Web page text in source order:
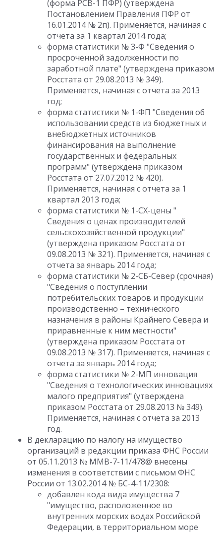
(форма РСВ-1 ПФР) (утверждена
Постановлением Правления ПФР от
16.01.2014 № 2п). Применяется, начиная с
отчета за 1 квартал 2014 года;
форма статистики № 3-Ф "Сведения о
просроченной задолженности по
заработной плате" (утверждена приказом
Росстата от 29.08.2013 № 349).
Применяется, начиная с отчета за 2013
год;
форма статистики № 1-ФП "Сведения об
использовании средств из бюджетных и
внебюджетных источников
финансирования на выполнение
государственных и федеральных
программ" (утверждена приказом
Росстата от 27.07.2012 № 420).
Применяется, начиная с отчета за 1
квартал 2013 года;
форма статистики № 1-СХ-цены "
Сведения о ценах производителей
сельскохозяйственной продукции"
(утверждена приказом Росстата от
09.08.2013 № 321). Применяется, начиная с
отчета за январь 2014 года;
форма статистики № 2-СБ-Север (срочная)
"Сведения о поступлении
потребительских товаров и продукции
производственно – технического
назначения в районы Крайнего Севера и
приравненные к ним местности"
(утверждена приказом Росстата от
09.08.2013 № 317). Применяется, начиная с
отчета за январь 2014 года;
форма статистики № 2-МП инновация
"Сведения о технологических инновациях
малого предприятия" (утверждена
приказом Росстата от 29.08.2013 № 349).
Применяется, начиная с отчета за 2013
год.
В декларацию по налогу на имущество
организаций в редакции приказа ФНС России
от 05.11.2013 № ММВ-7-11/478@ внесены
изменения в соответствии с письмом ФНС
России от 13.02.2014 № БС-4-11/2308:
добавлен кода вида имущества 7
"имущество, расположенное во
внутренних морских водах Российской
Федерации, в территориальном море